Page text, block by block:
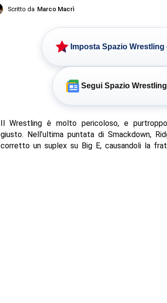
Scritto da Marco Macrì
Imposta Spazio Wrestling
Segui Spazio
Il Wrestling è molto pericoloso, e
giusto. Nell’ultima puntata di Smackdown,
corretto un suplex su Big E, causandoli la